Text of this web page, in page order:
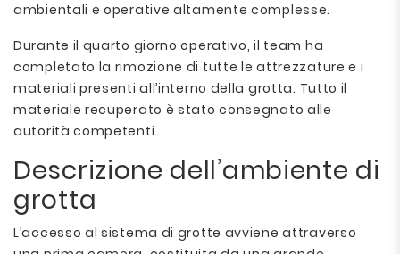
ambientali e operative altamente complesse.
Durante il quarto giorno operativo, il team ha
completato la rimozione di tutte le attrezzature e i
materiali presenti all’interno della grotta. Tutto il
materiale recuperato è stato consegnato alle
autorità competenti.
Descrizione dell’ambiente di
grotta
L’accesso al sistema di grotte avviene attraverso